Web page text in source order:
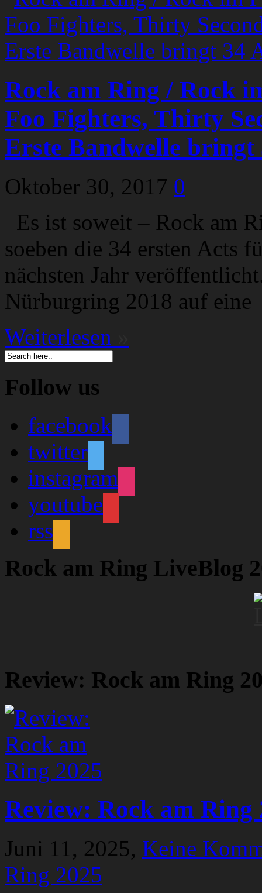
Rock am Ring / Rock
Foo Fighters, Thirty
Erste Bandwelle bringt
Oktober 30, 2017 0
Es ist soweit – Rock am
soeben die 34 ersten Acts
nächsten Jahr
Nürburgring 2018 auf eine
Weiterlesen
Follow us
facebook
twitter
instagram
youtube
rss
Rock am Ring LiveBlog
Review: Rock am Ring
Review: Rock am Ring
Juni 11, 2025, Keine
Ring 2025